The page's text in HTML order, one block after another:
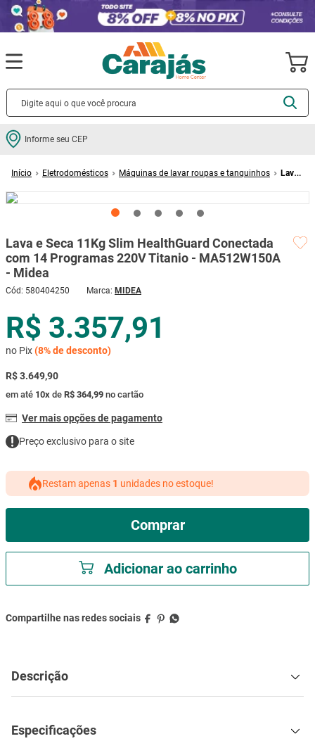
Informe seu CEP
Eletrodomésticos Máquinas de lavar roupas e tanquinhos
Lava
MA512W150A - Midea
Lava e Seca 11Kg Slim HealthGuard Conectada
com 14 Programas 220V Titanio - MA512W150A
- Midea
Cód: 580404250 MIDEA
R$ 3.357,91
no Pix(8%de desconto)
R$ 3.649,90
em até 10x de R$ 364,99 no cartão
Ver mais opções de pagamento
Preço exclusivo para o site
Restam apenas 1 unidades no estoque!
Comprar
Adicionar ao carrinho
Descrição
Especificações
Termos mais buscados
2º porcelanato
5º porta
6º vaso sanitário
7 º tinta
9 º mesa
10º ar condicionado